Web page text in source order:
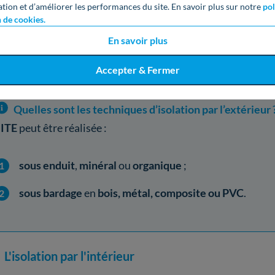
et d’améliorer les performances du site. En savoir plus sur notre
cookies.
En savoir plus
Accepter & Fermer
laconservation de la surface habitable;
Quelles sont les techniques d’isolation par l’extérieur
ITEpeut être réalisée :
sous enduit, minéralouorganique ;
sous bardageen bois, métal, composite ou PVC.
L'isolation par l'intérieur